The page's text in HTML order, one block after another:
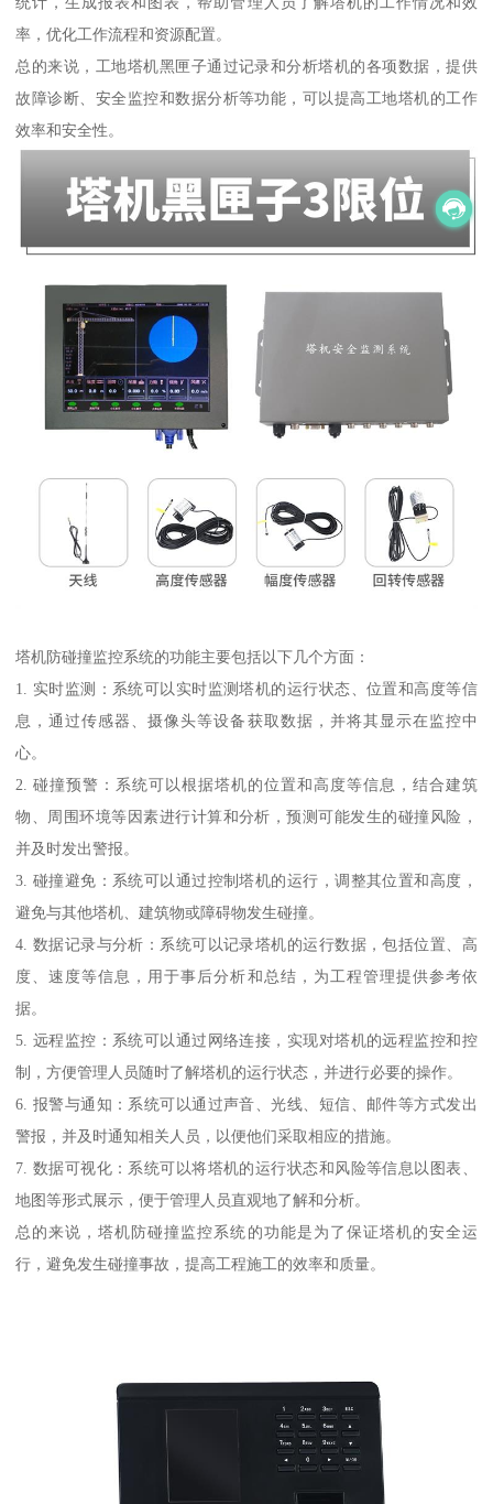
率，优化工作流程和资源配置。
总的来说，工地塔机黑匣子通过记录和分析塔机的各项数据，提供
故障诊断、安全监控和数据分析等功能，可以提高工地塔机的工作
效率和安全性。
塔机防碰撞监控系统的功能主要包括以下几个方面：
1. 实时监测：系统可以实时监测塔机的运行状态、位置和高度等信
息，通过传感器、摄像头等设备获取数据，并将其显示在监控中
心。
2. 碰撞预警：系统可以根据塔机的位置和高度等信息，结合建筑
物、周围环境等因素进行计算和分析，预测可能发生的碰撞风险，
并及时发出警报。
3. 碰撞避免：系统可以通过控制塔机的运行，调整其位置和高度，
避免与其他塔机、建筑物或障碍物发生碰撞。
4. 数据记录与分析：系统可以记录塔机的运行数据，包括位置、高
度、速度等信息，用于事后分析和总结，为工程管理提供参考依
据。
5. 远程监控：系统可以通过网络连接，实现对塔机的远程监控和控
制，方便管理人员随时了解塔机的运行状态，并进行必要的操作。
6. 报警与通知：系统可以通过声音、光线、短信、邮件等方式发出
警报，并及时通知相关人员，以便他们采取相应的措施。
7. 数据可视化：系统可以将塔机的运行状态和风险等信息以图表、
地图等形式展示，便于管理人员直观地了解和分析。
总的来说，塔机防碰撞监控系统的功能是为了保证塔机的安全运
行，避免发生碰撞事故，提高工程施工的效率和质量。